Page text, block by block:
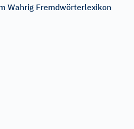
Wahrig Fremdwörterlexikon